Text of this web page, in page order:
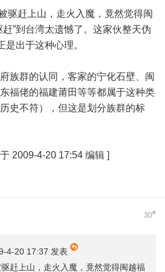
驱赶上山，走火入魔，竟然觉得闽
”到台湾太遗憾了。这家伙整天伪
是出于这种心理。
族群的认同，客家的宁化石壁、闽
福佬的福建莆田等等都属于这种类
史不符），但这是划分族群的标
2009-4-20 17:54 编辑 ]
30#
4-20 17:37 发表
赶上山，走火入魔，竟然觉得闽越福